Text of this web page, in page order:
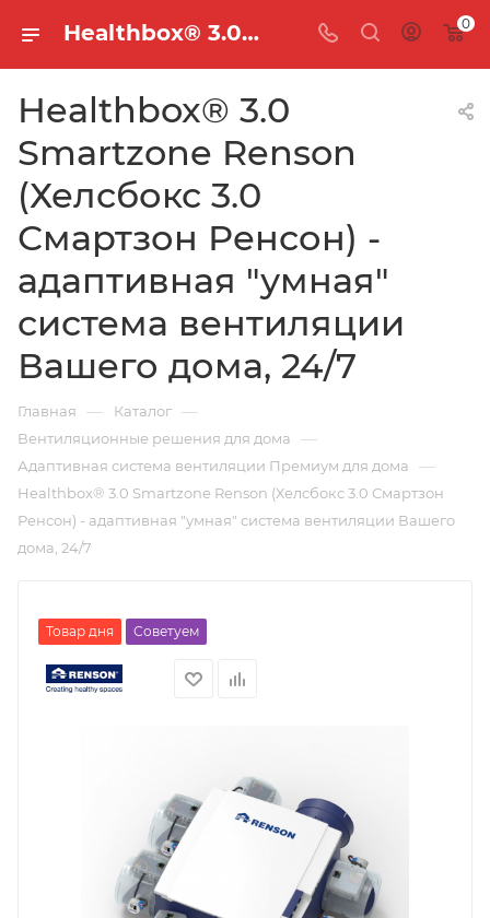
Healthbox® 3.0 Smartzone Renson (Хелсбокс 3.0 Смартзон Ренсон) - адаптивная "умная" система вентиляции Вашего дома, 24/7 — купить в Новосибирске | Кровельщик 0
Healthbox® 3.0
Smartzone Renson
(Хелсбокс 3.0
Смартзон Ренсон) -
адаптивная "умная"
система вентиляции
Вашего дома, 24/7
Главная — Каталог —
Вентиляционные решения для дома —
Адаптивная система вентиляции Премиум для дома —
Healthbox® 3.0 Smartzone Renson (Хелсбокс 3.0 Смартзон
Ренсон) - адаптивная "умная" система вентиляции Вашего
дома, 24/7
Товар дня Советуем